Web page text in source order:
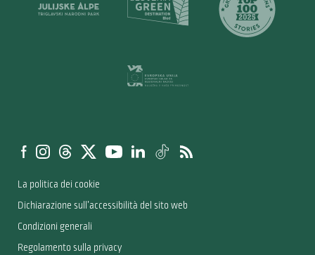
La politica dei cookie
Dichiarazione sull’accessibilità del sito web
Condizioni generali
Regolamento sulla privacy